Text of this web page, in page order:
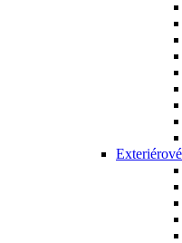
Exteriérové